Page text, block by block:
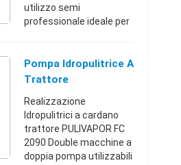
utilizzo semi
professionale ideale per
(Bologna)+39340111173
8650 €
Pompa Idropulitrice A
Trattore
Realizzazione
Idropulitrici a cardano
trattore PULIVAPOR FC
2090 Double macchine a
doppia pompa utilizzabili